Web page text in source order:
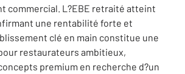
commercial. L?EBE retraité atteint
une rentabilité forte et
clé en main constitue une
restaurateurs ambitieux,
premium en recherche d?un